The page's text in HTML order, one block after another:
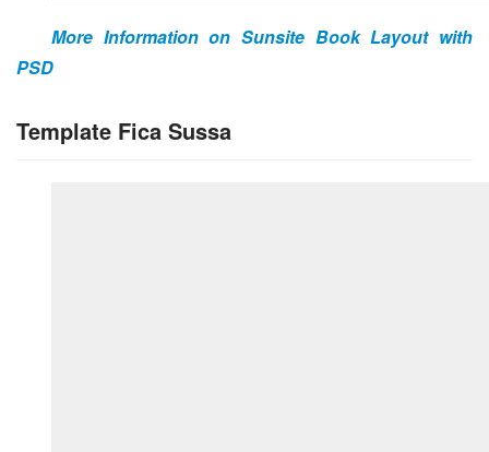
More Information on Sunsite Book Layout with
PSD
Template Fica Sussa